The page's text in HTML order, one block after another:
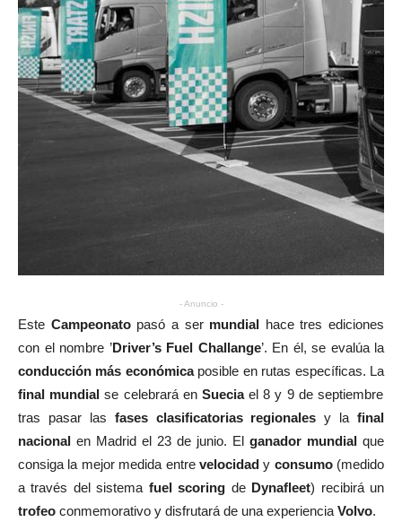
- Anuncio -
Este Campeonato pasó a ser mundial hace tres ediciones
con el nombre ’Driver’s Fuel Challange’. En él, se evalúa la
conducción más económica posible en rutas específicas. La
final mundial se celebrará en Sueciael 8 y 9 de septiembre
tras pasar las fases clasificatorias regionalesy la final
nacional en Madrid el 23 de junio. El ganador mundial que
consiga la mejor medida entre velocidady consumo (medido
a través del sistema fuel scoring de Dynafleet) recibirá un
trofeo conmemorativo y disfrutará de una experiencia Volvo.